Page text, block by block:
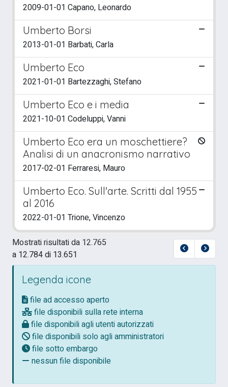
2009-01-01 Capano, Leonardo
Umberto Borsi
2013-01-01 Barbati, Carla
Umberto Eco
2021-01-01 Bartezzaghi, Stefano
Umberto Eco e i media
2021-10-01 Codeluppi, Vanni
Umberto Eco era un moschettiere?
Analisi di un anacronismo narrativo
2017-02-01 Ferraresi, Mauro
Umberto Eco. Sull'arte. Scritti dal 1955
al 2016
2022-01-01 Trione, Vincenzo
Mostrati risultati da 12.765
a 12.784 di 13.651
Legenda icone
file ad accesso aperto
file disponibili sulla rete interna
file disponibili agli utenti autorizzati
file disponibili solo agli amministratori
file sotto embargo
nessun file disponibile